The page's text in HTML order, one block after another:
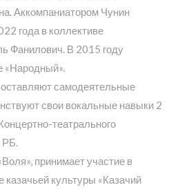
Аккомпаниатором Чунин
года в коллективе
Фанилович. В 2015 году
«Народный».
самодеятельные
свои вокальные навыки 2
театрального
РБ.
принимает участие в
культуры «Казачий